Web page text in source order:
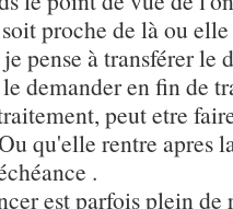
proche de là ou
pense à transférer le
demander en fin de
peut etre
qu'elle rentre apres
.
est parfois plein de